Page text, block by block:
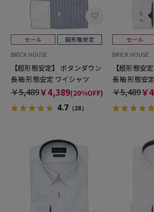
BRICK HOUSE
【超形態安定】 ボタンダウン
長袖 形態安定 ワイシャツ
￥5,489￥4,389(20%OFF)
4.7（28）
BRICK HOUSE
【超形態安
長袖 形態安
￥5,489￥